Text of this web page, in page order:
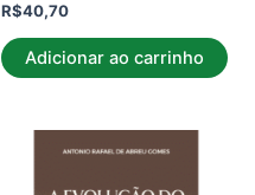
R$40,70
Adicionar ao carrinho